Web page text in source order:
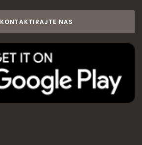
KONTAKTIRAJTE NAS